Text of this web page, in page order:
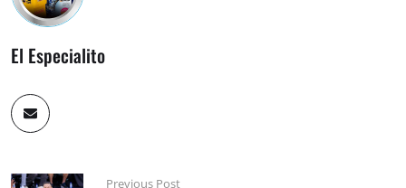
El Especialito
Previous Post